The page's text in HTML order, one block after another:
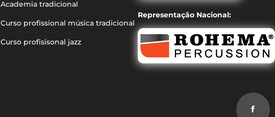
Academia tradicional
Curso profissional música tradicional
Curso profisisonal jazz
Representação Nacional: